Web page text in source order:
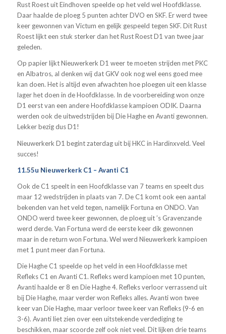
Rust Roest uit Eindhoven speelde op het veld wel Hoofdklasse.
Daar haalde de ploeg 5 punten achter DVO en SKF. Er werd twee
keer gewonnen van Victum en gelijk gespeeld tegen SKF. Dit Rust
Roest lijkt een stuk sterker dan het Rust Roest D1 van twee jaar
geleden.
Op papier lijkt Nieuwerkerk D1 weer te moeten strijden met PKC
en Albatros, al denken wij dat GKV ook nog wel eens goed mee
kan doen. Het is altijd even afwachten hoe ploegen uit een klasse
lager het doen in de Hoofdklasse. In de voorbereiding won onze
D1 eerst van een andere Hoofdklasse kampioen ODIK. Daarna
werden ook de uitwedstrijden bij Die Haghe en Avanti gewonnen.
Lekker bezig dus D1!
Nieuwerkerk D1 begint zaterdag uit bij HKC in Hardinxveld. Veel
succes!
11.55u Nieuwerkerk C1 – Avanti C1
Ook de C1 speelt in een Hoofdklasse van 7 teams en speelt dus
maar 12 wedstrijden in plaats van 7. De C1 komt ook een aantal
bekenden van het veld tegen, namelijk Fortuna en ONDO. Van
ONDO werd twee keer gewonnen, de ploeg uit ’s Gravenzande
werd derde. Van Fortuna werd de eerste keer dik gewonnen
maar in de return won Fortuna. Wel werd Nieuwerkerk kampioen
met 1 punt meer dan Fortuna.
Die Haghe C1 speelde op het veld in een Hoofdklasse met
Refleks C1 en Avanti C1. Refleks werd kampioen met 10 punten,
Avanti haalde er 8 en Die Haghe 4. Refleks verloor verrassend uit
bij Die Haghe, maar verder won Refleks alles. Avanti won twee
keer van Die Haghe, maar verloor twee keer van Refleks (9-6 en
3-6). Avanti liet zien over een uitstekende verdediging te
beschikken, maar scoorde zelf ook niet veel. Dit lijken drie teams